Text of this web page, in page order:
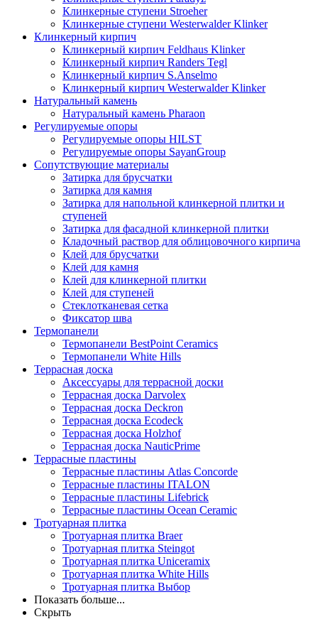
Клинкерные ступени Stroeher
Клинкерные ступени Westerwalder Klinker
Клинкерный кирпич
Клинкерный кирпич Feldhaus Klinker
Клинкерный кирпич Randers Tegl
Клинкерный кирпич S.Anselmo
Клинкерный кирпич Westerwalder Klinker
Натуральный камень
Натуральный камень Pharaon
Регулируемые опоры
Регулируемые опоры HILST
Регулируемые опоры SayanGroup
Сопутствующие материалы
Затирка для брусчатки
Затирка для камня
Затирка для напольной клинкерной плитки и
ступеней
Затирка для фасадной клинкерной плитки
Кладочный раствор для облицовочного кирпича
Клей для брусчатки
Клей для камня
Клей для клинкерной плитки
Клей для ступеней
Стеклотканевая сетка
Фиксатор шва
Термопанели
Термопанели BestPoint Ceramics
Термопанели White Hills
Террасная доска
Аксессуары для террасной доски
Террасная доска Darvolex
Террасная доска Deckron
Террасная доска Ecodeck
Террасная доска Holzhof
Террасная доска NauticPrime
Террасные пластины
Террасные пластины Atlas Concorde
Террасные пластины ITALON
Террасные пластины Lifebrick
Террасные пластины Ocean Ceramic
Тротуарная плитка
Тротуарная плитка Braer
Тротуарная плитка Steingot
Тротуарная плитка Uniceramix
Тротуарная плитка White Hills
Тротуарная плитка Выбор
Показать больше...
Скрыть